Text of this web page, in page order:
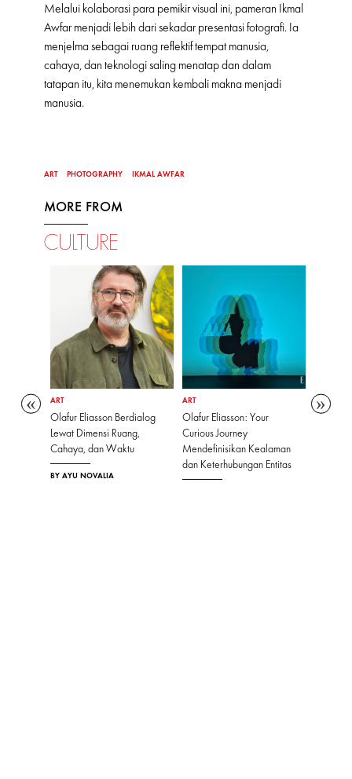
Melalui kolaborasi para pemikir visual ini, pameran Ikmal
Awfar menjadi lebih dari sekadar presentasi fotografi. Ia
menjelma sebagai ruang reflektif tempat manusia,
cahaya, dan teknologi saling menatap dan dalam
tatapan itu, kita menemukan kembali makna menjadi
manusia.
ART PHOTOGRAPHY IKMAL AWFAR
MORE FROM
CULTURE
ART
Olafur Eliasson Berdialog
Lewat Dimensi Ruang,
Cahaya, dan Waktu
BY AYU NOVALIA
ART
Olafur Eliasson: Your
Curious Journey
Mendefinisikan Kealaman
dan Keterhubungan Entitas
ART